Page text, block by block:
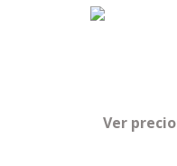
Ver precio